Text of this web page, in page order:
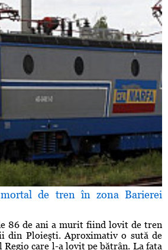
de tren în zona Barierei
86 de ani a murit fiind lovit de tren
din Ploieşti. Aproximativ o sută de
care l-a lovit pe bătrân. La fata